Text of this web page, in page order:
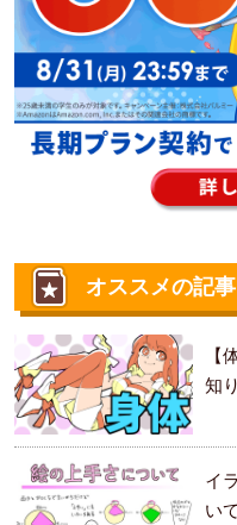
オススメの記事
【
知
イ
い